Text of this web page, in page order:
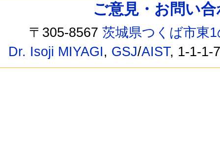
ご意見・お問い
〒305-8567茨城県つくば市東
Dr. Isoji MIYAGI, GSJ/AIST, 1-1-1-